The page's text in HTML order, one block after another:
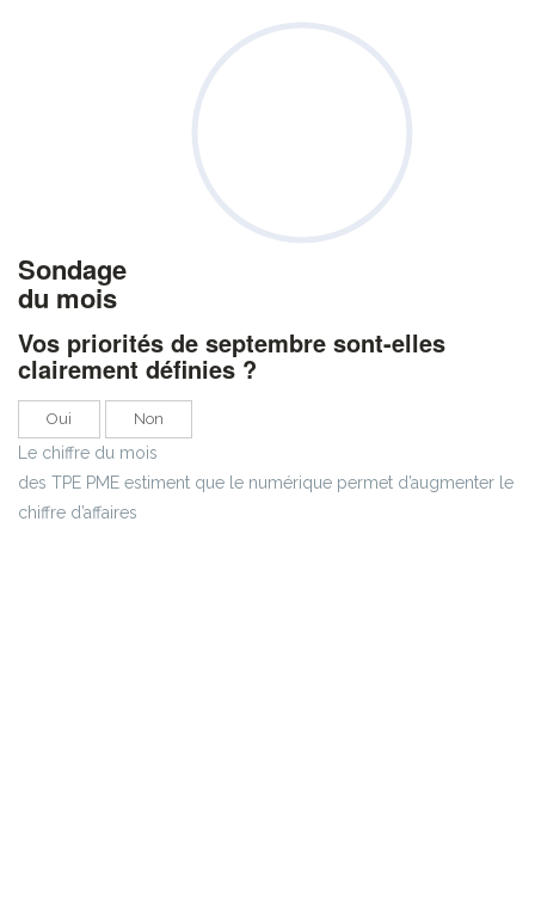
Sondage
du mois
Vos priorités de septembre sont-elles
clairement définies ?
Oui Non
Le chiffre du mois
des TPE PME estiment que le numérique permet d’augmenter le
chiffre d’affaires